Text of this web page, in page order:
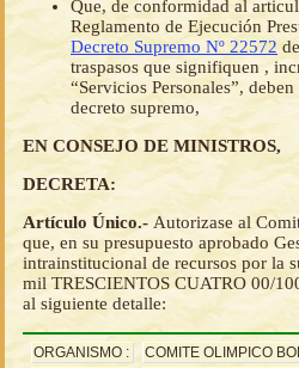
Que, de conformidad al
Reglamento de Ejecución
Decreto Supremo Nº 22572
traspasos que signifiquen ,
“Servicios Personales”,
decreto supremo,
EN CONSEJO DE MINISTROS,
DECRETA:
Artículo Único.- Autorizase al
que, en su presupuesto aprobado
intrainstitucional de recursos por la
mil TRESCIENTOS CUATRO 00/
al siguiente detalle:
ORGANISMO :
COMITE OLIMPICO